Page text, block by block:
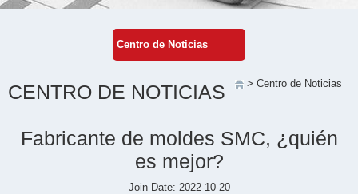
Centro de Noticias
CENTRO DE NOTICIAS > Centro de Noticias
Fabricante de moldes SMC, ¿quién
es mejor?
Join Date: 2022-10-20